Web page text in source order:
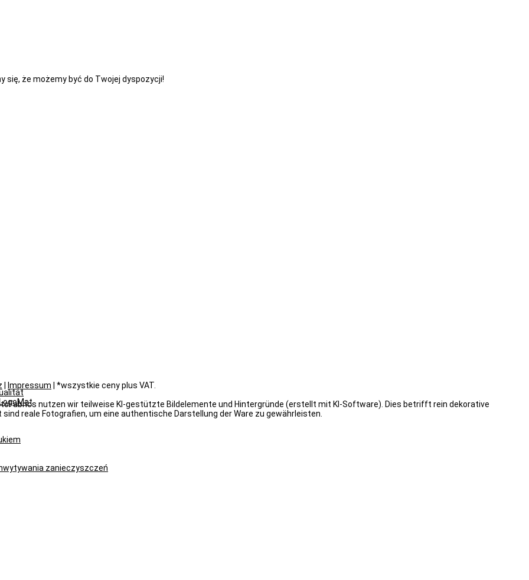
zanieczyszczeń
się, że możemy być do Twojej dyspozycji!
Impressum | *wszystkie ceny plus VAT.
nutzen wir teilweise KI-gestützte Bildelemente und Hintergründe (erstellt mit KI-Software). Dies betrifft rein dekorative
reale Fotografien, um eine authentische Darstellung der Ware zu gewährleisten.